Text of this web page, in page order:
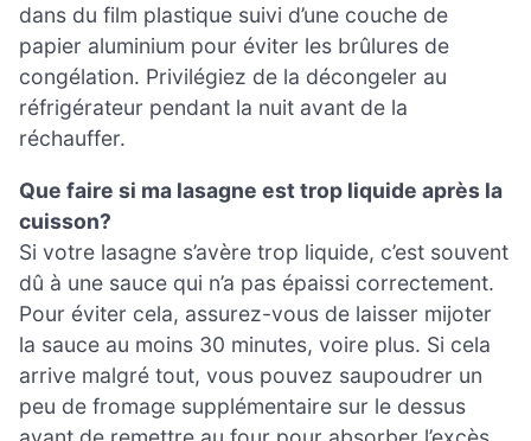
dans du film plastique suivi d’une couche de
papier aluminium pour éviter les brûlures de
congélation. Privilégiez de la décongeler au
réfrigérateur pendant la nuit avant de la
réchauffer.
Que faire si ma lasagne est trop liquide après la
cuisson?
Si votre lasagne s’avère trop liquide, c’est souvent
dû à une sauce qui n’a pas épaissi correctement.
Pour éviter cela, assurez-vous de laisser mijoter
la sauce au moins 30 minutes, voire plus. Si cela
arrive malgré tout, vous pouvez saupoudrer un
peu de fromage supplémentaire sur le dessus